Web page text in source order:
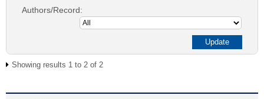
Authors/Record:
Showing results 1 to 2 of 2